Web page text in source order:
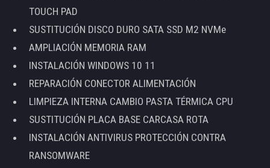
TOUCH PAD
SUSTITUCIÓN DISCO DURO SATA SSD M2 NVMe
AMPLIACIÓN MEMORIA RAM
INSTALACIÓN WINDOWS 10 11
REPARACIÓN CONECTOR ALIMENTACIÓN
LIMPIEZA INTERNA CAMBIO PASTA TÉRMICA CPU
SUSTITUCIÓN PLACA BASE CARCASA ROTA
INSTALACIÓN ANTIVIRUS PROTECCIÓN CONTRA
RANSOMWARE